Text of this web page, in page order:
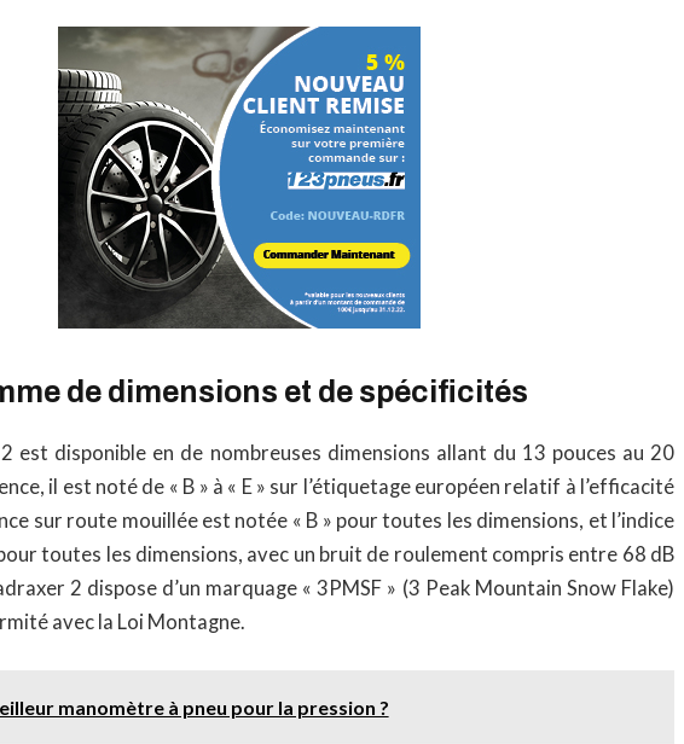
de dimensions et de spécificités
est disponible en de nombreuses dimensions allant du 13 pouces au 20
il est noté de « B » à « E » sur l’étiquetage européen relatif à l’efficacité
sur route mouillée est notée « B » pour toutes les dimensions, et l’indice
toutes les dimensions, avec un bruit de roulement compris entre 68 dB
2 dispose d’un marquage « 3PMSF » (3 Peak Mountain Snow Flake)
avec la Loi Montagne.
manomètre à pneu pour la pression ?